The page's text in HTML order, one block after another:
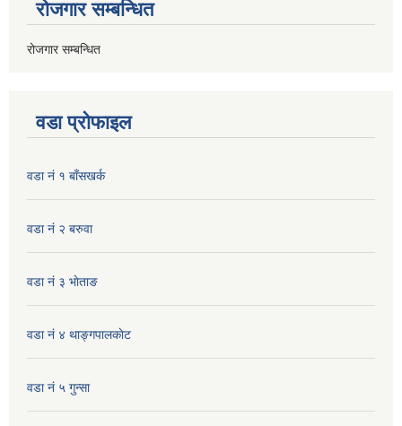
रोजगार सम्बन्धित
रोजगार सम्बन्धित
वडा प्रोफाइल
वडा नं १ बाँसखर्क
वडा नं २ बरुवा
वडा नं ३ भाेताङ
वडा नं ४ थाङ्गपालकाेट
वडा नं ५ गुन्सा